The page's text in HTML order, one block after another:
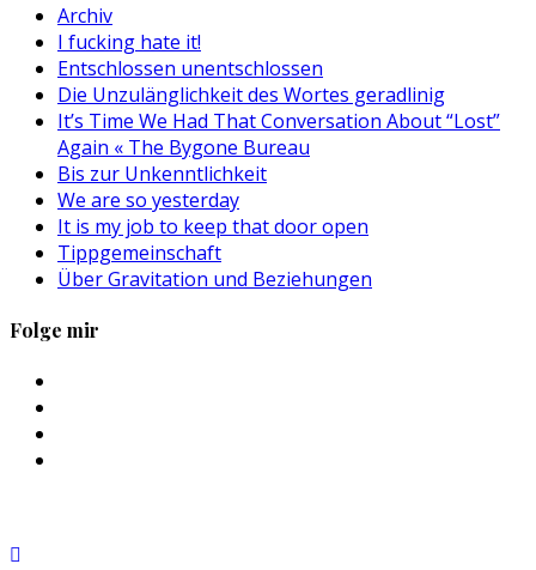
Archiv
I fucking hate it!
Entschlossen unentschlossen
Die Unzulänglichkeit des Wortes geradlinig
It’s Time We Had That Conversation About “Lost”
Again « The Bygone Bureau
Bis zur Unkenntlichkeit
We are so yesterday
It is my job to keep that door open
Tippgemeinschaft
Über Gravitation und Beziehungen
Folge mir